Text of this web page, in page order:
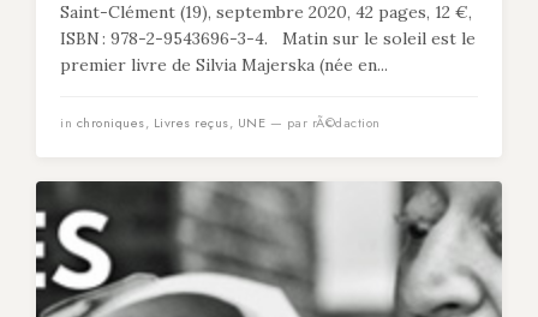
Saint-Clément (19), septembre 2020, 42 pages, 12 €,
ISBN : 978-2-9543696-3-4. Matin sur le soleil est le
premier livre de Silvia Majerska (née en...
in chroniques, Livres reçus, UNE — par rÃ©daction